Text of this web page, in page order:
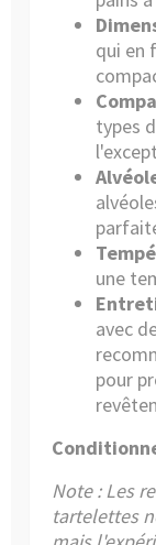
qui en
types
une
avec
pour
Note : Les
tartelettes